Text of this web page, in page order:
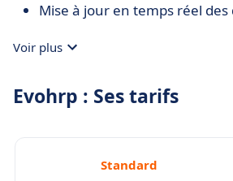
Mise à jour en temps réel
Voir plus
Evohrp : Ses tarifs
Standard